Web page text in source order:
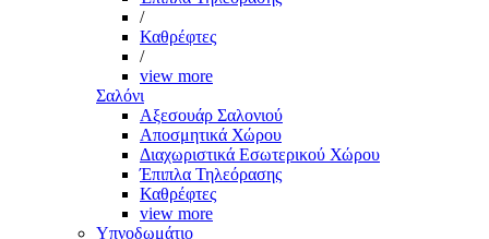
/
Καθρέφτες
/
view more
Σαλόνι
Αξεσουάρ Σαλονιού
Αποσμητικά Χώρου
Διαχωριστικά Εσωτερικού Χώρου
Έπιπλα Τηλεόρασης
Καθρέφτες
view more
Υπνοδωμάτιο